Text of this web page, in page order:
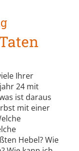
Ihrer
24 mit
ist daraus
mit einer
Hebel? Wie